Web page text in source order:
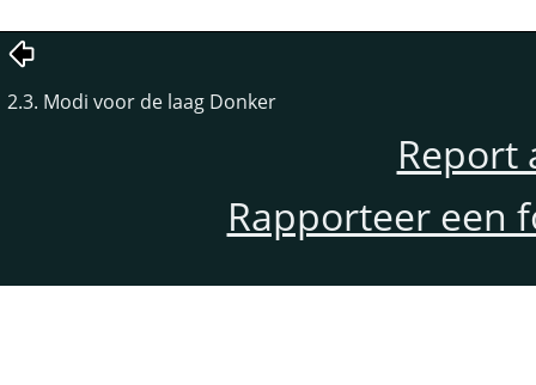
2.3. Modi voor de laag Donker
Report
Rapporteer een